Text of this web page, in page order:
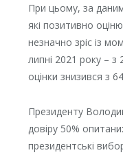
При цьому, за
які позитивно
незначно зріс із
липні 2021 року – з
оцінки знизився з
Президенту
довіру 50%
президентські